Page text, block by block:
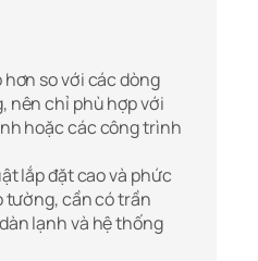
so với các dòng
nên chỉ phù hợp với
hoặc các công trình
lắp đặt cao và phức
tường, cần có trần
lạnh và hệ thống